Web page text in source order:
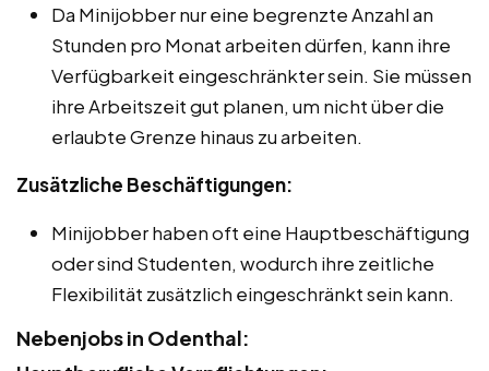
Da Minijobber nur eine begrenzte Anzahl an
Stunden pro Monat arbeiten dürfen, kann ihre
Verfügbarkeit eingeschränkter sein. Sie müssen
ihre Arbeitszeit gut planen, um nicht über die
erlaubte Grenze hinaus zu arbeiten.
Zusätzliche Beschäftigungen:
Minijobber haben oft eine Hauptbeschäftigung
oder sind Studenten, wodurch ihre zeitliche
Flexibilität zusätzlich eingeschränkt sein kann.
Nebenjobs in Odenthal: